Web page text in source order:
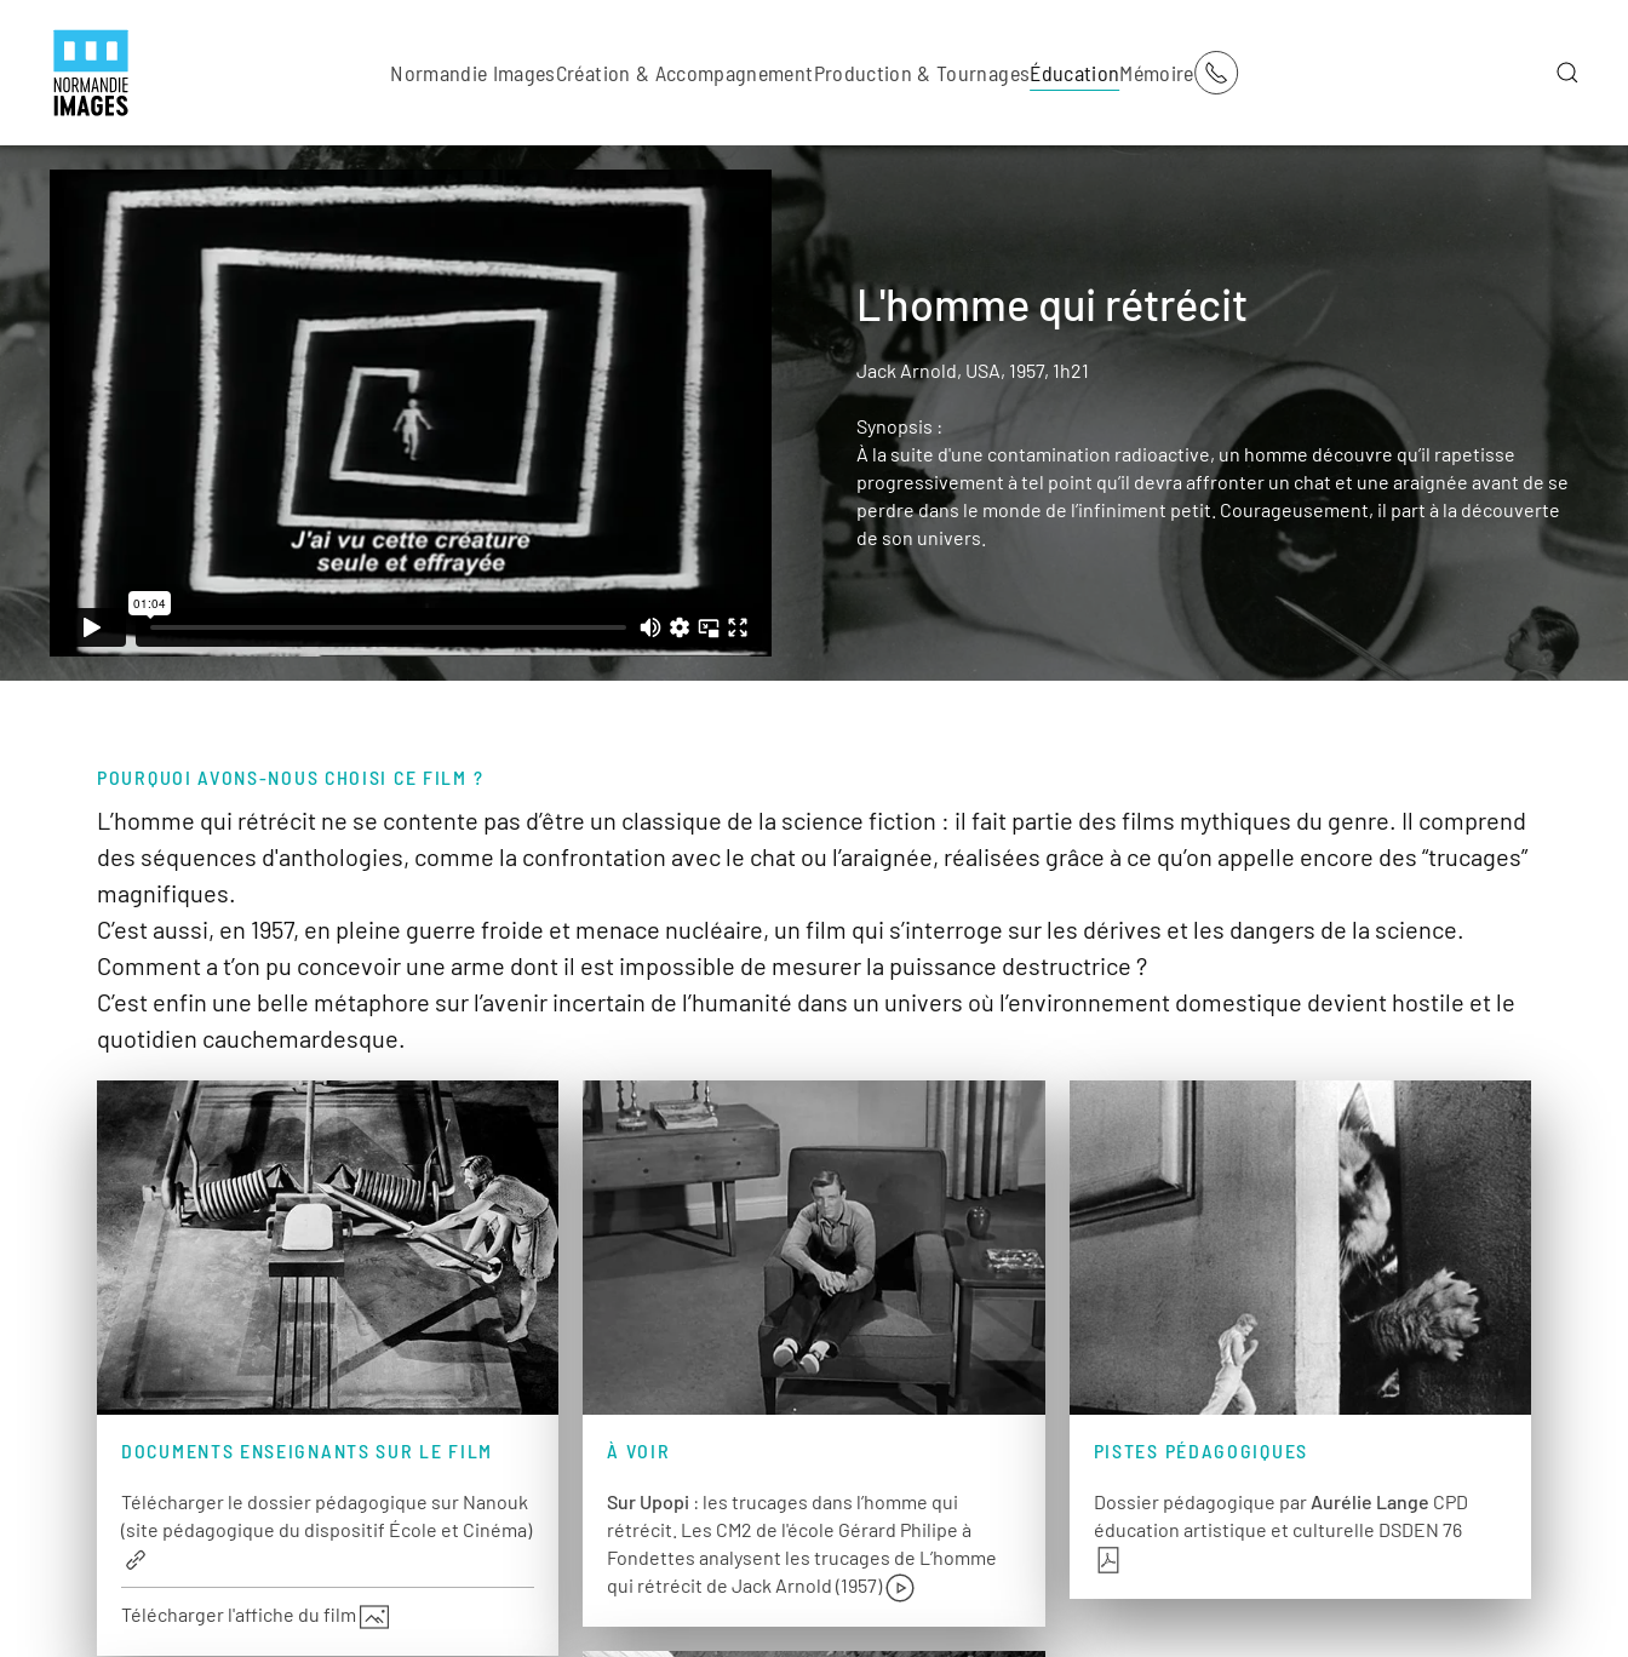
Skip to main content
Normandie ImagesCréation & AccompagnementProduction & TournagesÉducationMémoire
L'homme qui rétrécit
Jack Arnold, USA, 1957, 1h21
Synopsis :
À la suite d'une contamination radioactive, un homme découvre qu’il rapetisse
progressivement à tel point qu’il devra affronter un chat et une araignée avant de se
perdre dans le monde de l’infiniment petit. Courageusement, il part à la découverte
de son univers.
POURQUOI AVONS-NOUS CHOISI CE FILM ?
L’homme qui rétrécit ne se contente pas d’être un classique de la science fiction : il fait partie des films mythiques du genre. Il comprend
des séquences d'anthologies, comme la confrontation avec le chat ou l’araignée, réalisées grâce à ce qu’on appelle encore des “trucages”
magnifiques.
C’est aussi, en 1957, en pleine guerre froide et menace nucléaire, un film qui s’interroge sur les dérives et les dangers de la science.
Comment a t’on pu concevoir une arme dont il est impossible de mesurer la puissance destructrice ?
C’est enfin une belle métaphore sur l’avenir incertain de l’humanité dans un univers où l’environnement domestique devient hostile et le
quotidien cauchemardesque.
DOCUMENTS ENSEIGNANTS SUR LE FILM
Télécharger le dossier pédagogique sur Nanouk
(site pédagogique du dispositif École et Cinéma)
Télécharger l'affiche du film
À VOIR
Sur Upopi : les trucages dans l’homme qui
rétrécit. Les CM2 de l'école Gérard Philipe à
Fondettes analysent les trucages de L’homme
qui rétrécit de Jack Arnold (1957)
PISTES PÉDAGOGIQUES
Dossier pédagogique par Aurélie Lange CPD
éducation artistique et culturelle DSDEN 76